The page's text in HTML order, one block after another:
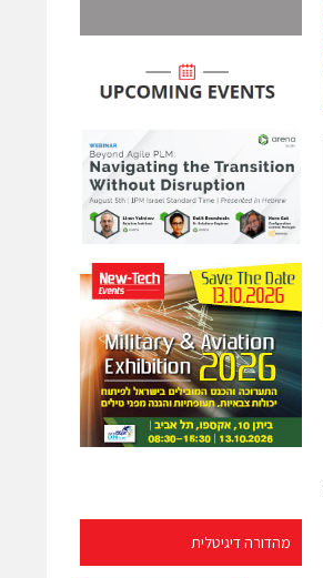
מהדורה דיגיטלית